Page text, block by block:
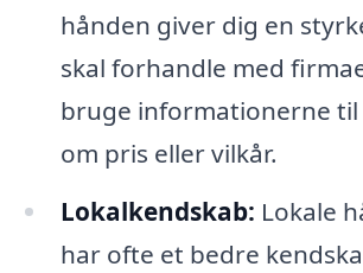
hånden giver dig en
skal forhandle med
bruge informationerne
om pris eller vilkår.
Lokalkendskab: Lokale
har ofte et bedre